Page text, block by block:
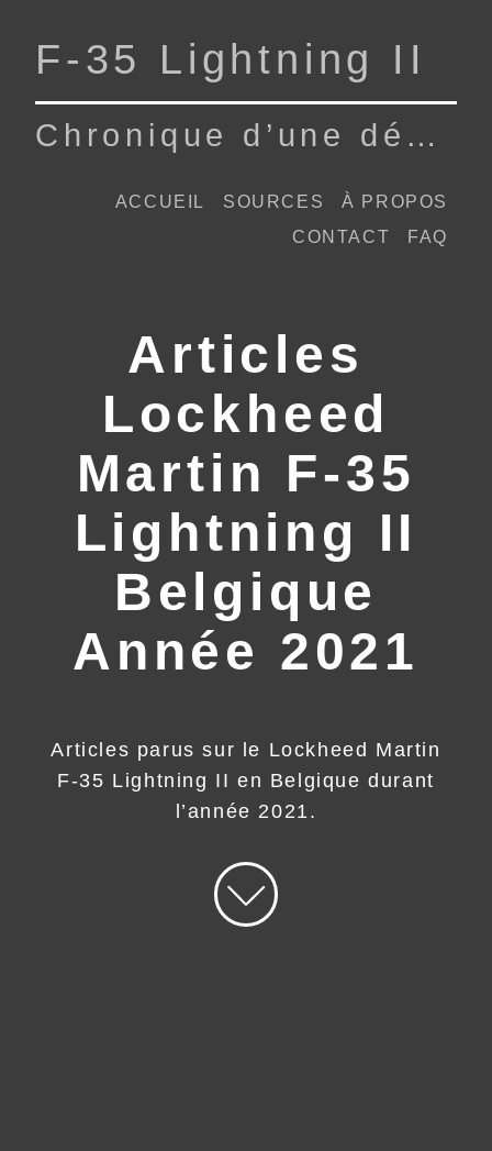
F‑35 Lightning II
Chronique d’une dépendance
ACCUEIL SOURCES
À PROPOS
CONTACT
FAQ
Articles
Lockheed
Martin F‑35
Lightning II
Belgique
Année 2021
Articles parus sur le Lockheed Martin
F‑35 Lightning II en Belgique durant
l’année 2021.